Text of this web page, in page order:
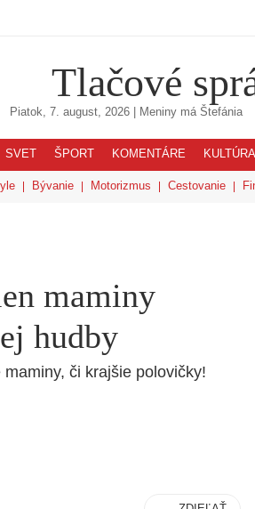
Tlačové
Piatok, 7. august, 2026 | Meniny má Štefánia
SVET ŠPORT KOMENTÁRE KULTÚRA
Bývanie Motorizmus Cestovanie
maminy
hudby
či krajšie polovičky!